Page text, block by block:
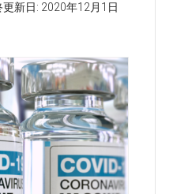
更新日: 2020年12月1日